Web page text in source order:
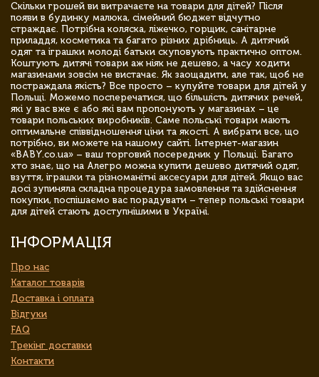
Скільки грошей ви витрачаєте на товари для дітей? Після
появи в будинку малюка, сімейний бюджет відчутно
страждає. Потрібна коляска, ліжечко, горщик, санітарне
приладдя, косметика та багато різних дрібниць. А дитячий
одяг та іграшки молоді батьки скуповують практично оптом.
Коштують дитячі товари аж ніяк не дешево, а часу ходити
магазинами зовсім не вистачає. Як заощадити, але так, щоб не
постраждала якість? Все просто – купуйте товари для дітей у
Польщі. Можемо посперечатися, що більшість дитячих речей,
які у вас вже є або які вам пропонують у магазинах – це
товари польських виробників. Саме польські товари мають
оптимальне співвідношення ціни та якості. А вибрати все, що
потрібно, ви можете на нашому сайті. Інтернет-магазин
«BABY.co.ua» – ваш торговий посередник у Польщі. Багато
хто знає, що на Алегро можна купити дешево дитячий одяг,
взуття, іграшки та різноманітні аксесуари для дітей. Якщо вас
досі зупиняла складна процедура замовлення та здійснення
покупки, поспішаємо вас порадувати – тепер польські товари
для дітей стають доступнішими в Україні.
ІНФОРМАЦІЯ
Про нас
Каталог товарів
Доставка і оплата
Відгуки
FAQ
Трекінг доставки
Контакти